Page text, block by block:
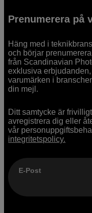
Prenumerera på
Häng med i
och börjar
från Scandinavian
exklusiva
varumärken i
din mejl.
Ditt samtycke är
avregistrera dig eller
vår
integritetspolicy.
E-Post